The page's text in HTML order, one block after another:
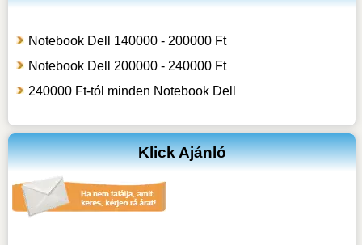
Notebook Dell 140000 - 200000 Ft
Notebook Dell 200000 - 240000 Ft
240000 Ft-tól minden Notebook Dell
Klick Ajánló